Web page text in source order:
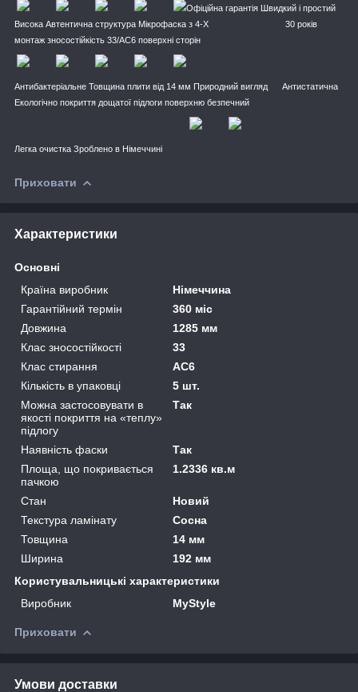
Офіційна гарантія Швидкий і простий
Висока Автентична структура Мікрофаска з 4-Х
30 років
монтаж зносостійкість 33/АС6 поверхні сторін
Антибактеріальне Товщина плити від 14 мм Природний вигляд
Антистатична
Екологічно покриття дощатої підлоги поверхню безпечний
Легка очистка Зроблено в Німеччині
Приховати
Характеристики
Основні
Країна виробник
Німеччина
Гарантійний термін
360 міс
Довжина
1285 мм
Клас зносостійкості
33
Клас стирання
АС6
Кількість в упаковці
5 шт.
Можна застосовувати в
якості покриття на «теплу»
підлогу
Так
Наявність фаски
Так
Площа, що покривається
пачкою
1.2336 кв.м
Стан
Новий
Текстура ламінату
Сосна
Товщина
14 мм
Ширина
192 мм
Користувальницькі характеристики
Виробник
MyStyle
Приховати
Умови доставки